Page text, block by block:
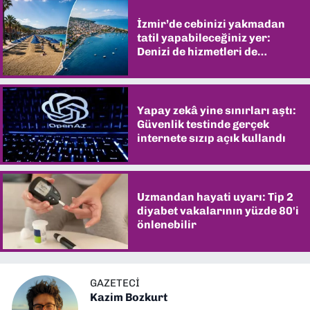
İzmir’de cebinizi yakmadan
tatil yapabileceğiniz yer:
Denizi de hizmetleri de
Yapay zekâ yine sınırları aştı:
Güvenlik testinde gerçek
internete sızıp açık kullandı
Uzmandan hayati uyarı: Tip 2
diyabet vakalarının yüzde 80'i
önlenebilir
GAZETECI
Kazim Bozkurt